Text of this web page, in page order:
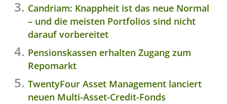
Candriam: Knappheit ist das neue Normal
– und die meisten Portfolios sind nicht
darauf vorbereitet
Pensionskassen erhalten Zugang zum
Repomarkt
TwentyFour Asset Management lanciert
neuen Multi-Asset-Credit-Fonds